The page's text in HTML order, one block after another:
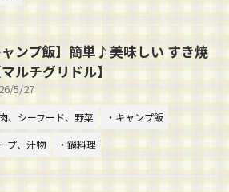
ャンプ飯】簡単♪美味しい すき焼
ルチグリドル】
5/27
、シーフード、野菜
・キャンプ飯
プ、汁物
・鍋料理